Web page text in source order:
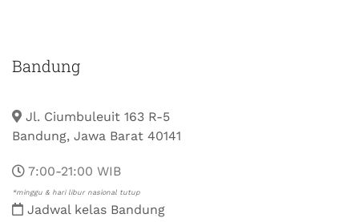
Bandung
Jl. Ciumbuleuit 163 R-5
Bandung, Jawa Barat 40141
7:00-21:00 WIB
*minggu & hari libur nasional tutup
Jadwal kelas Bandung